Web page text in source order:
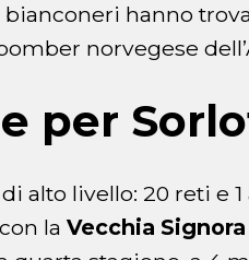
hanno
norvegese
per
alto livello: 20 reti e 1
la Vecchia Signora